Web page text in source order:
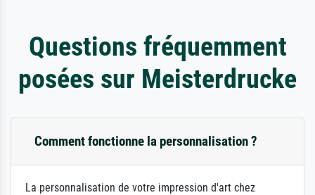
Questions fréquemment
posées sur Meisterdrucke
Comment fonctionne la personnalisation ?
La personnalisation de votre impression d'art chez